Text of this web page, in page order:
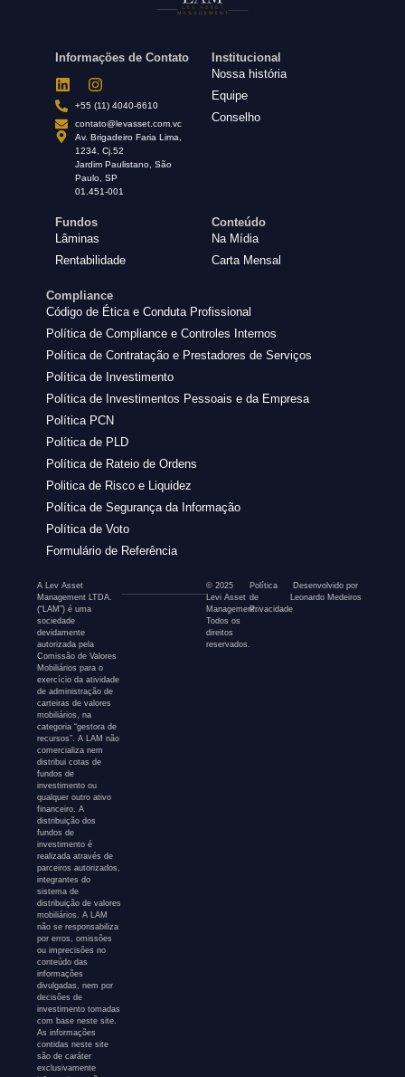
Informações de Contato
+55 (11) 4040-6610
contato@levasset.com.vc
Av. Brigadeiro Faria Lima,
1234, Cj.52
Jardim Paulistano, São
Paulo, SP
01.451-001
Institucional
Nossa história
Equipe
Conselho
Fundos
Lâminas
Rentabilidade
Conteúdo
Na Mídia
Carta Mensal
Compliance
Código de Ética e Conduta Profissional
Política de Compliance e Controles Internos
Política de Contratação e Prestadores de Serviços
Política de Investimento
Política de Investimentos Pessoais e da Empresa
Política PCN
Política de PLD
Política de Rateio de Ordens
Politica de Risco e Liquidez
Política de Segurança da Informação
Política de Voto
Formulário de Referência
A Lev Asset
Management LTDA.
(“LAM”) é uma
sociedade
devidamente
autorizada pela
Comissão de Valores
Mobiliários para o
exercício da atividade
de administração de
carteiras de valores
mobiliários, na
categoria “gestora de
recursos”. A LAM não
comercializa nem
distribui cotas de
fundos de
investimento ou
qualquer outro ativo
financeiro. A
distribuição dos
fundos de
investimento é
realizada através de
parceiros autorizados,
integrantes do
sistema de
distribuição de valores
mobiliários. A LAM
não se responsabiliza
por erros, omissões
ou imprecisões no
conteúdo das
informações
divulgadas, nem por
decisões de
investimento tomadas
com base neste site.
As informações
contidas neste site
são de caráter
exclusivamente
© 2025
Levi Asset
Management.
Todos os
direitos
reservados.
Política
de
Privacidade
Desenvolvido por
Leonardo Medeiros